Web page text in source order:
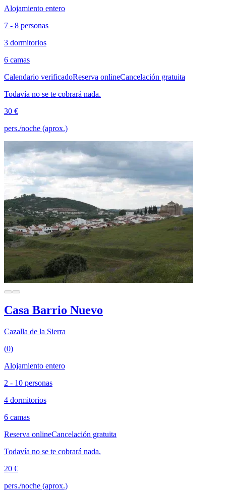
Alojamiento entero
7 - 8 personas
3 dormitorios
6 camas
Calendario verificadoReserva onlineCancelación gratuita
Todavía no se te cobrará nada.
30 €
pers./noche (aprox.)
Casa Barrio Nuevo
Cazalla de la Sierra
(0)
Alojamiento entero
2 - 10 personas
4 dormitorios
6 camas
Reserva onlineCancelación gratuita
Todavía no se te cobrará nada.
20 €
pers./noche (aprox.)